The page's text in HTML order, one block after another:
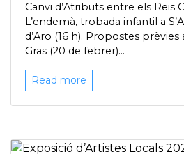
Canvi d’Atributs entre els Reis
L’endemà, trobada infantil a
d’Aro (16 h). Propostes prèvies
Gras (20 de febrer)...
Read more